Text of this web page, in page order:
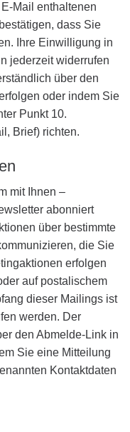
Mail enthaltenen
dass Sie
Ihre Einwilligung in
jederzeit widerrufen
über den
oder indem Sie
Punkt 10.
Brief) richten.
mit Ihnen –
abonniert
über bestimmte
die Sie
erfolgen
auf postalischem
dieser Mailings ist
werden. Der
den Abmelde-Link in
Sie eine Mitteilung
Kontaktdaten